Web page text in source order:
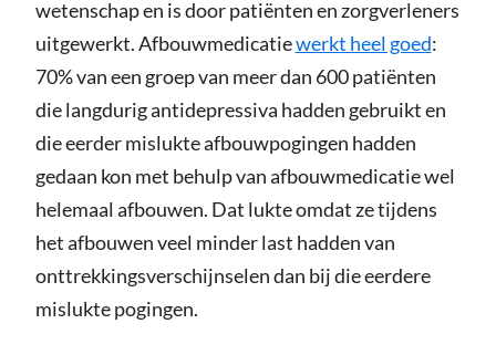
wetenschap en is door patiënten en zorgverleners
uitgewerkt. Afbouwmedicatiewerkt heel goed:
70% van een groep van meer dan 600 patiënten
die langdurig antidepressiva hadden gebruikt en
die eerder mislukte afbouwpogingen hadden
gedaan kon met behulp van afbouwmedicatie wel
helemaal afbouwen. Dat lukte omdat ze tijdens
het afbouwen veel minder last hadden van
onttrekkingsverschijnselen dan bij die eerdere
mislukte pogingen.